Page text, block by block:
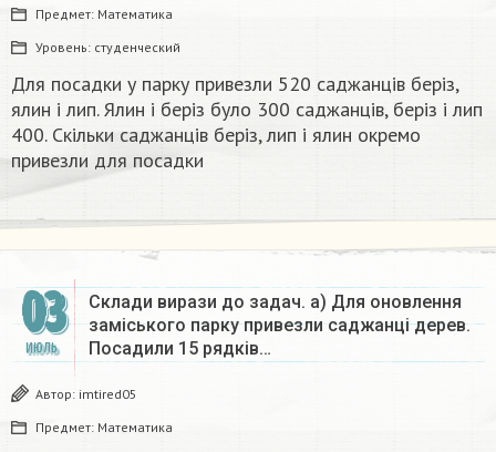
Предмет: Математика
Уровень: студенческий
Для посадки у парку привезли 520 саджанців беріз,
ялин і лип. Ялин і беріз було 300 саджанців, беріз і лип
400. Скільки саджанців беріз, лип і ялин окремо
привезли для посадки
03
ИЮЛЬ
Склади вирази до задач. а) Для оновлення
заміського парку привезли саджанці дерев.
Посадили 15 рядків…
Автор: imtired05
Предмет: Математика